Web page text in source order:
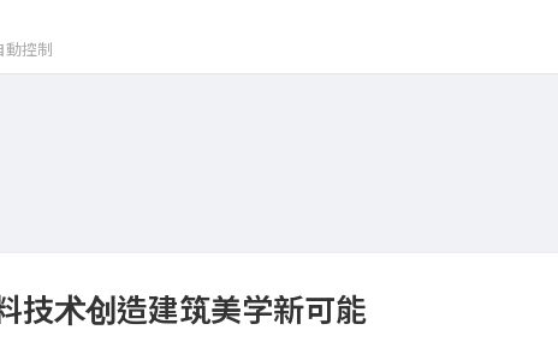
控制
技术创造建筑美学新可能